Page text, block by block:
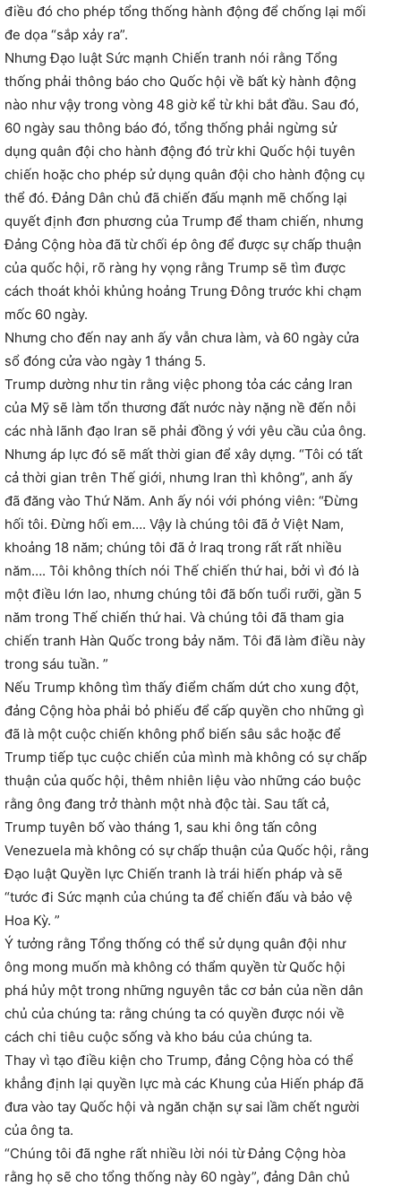
điều đó cho phép tổng thống hành động để chống lại mối
đe dọa “sắp xảy ra”.
Nhưng Đạo luật Sức mạnh Chiến tranh nói rằng Tổng
thống phải thông báo cho Quốc hội về bất kỳ hành động
nào như vậy trong vòng 48 giờ kể từ khi bắt đầu. Sau đó,
60 ngày sau thông báo đó, tổng thống phải ngừng sử
dụng quân đội cho hành động đó trừ khi Quốc hội tuyên
chiến hoặc cho phép sử dụng quân đội cho hành động cụ
thể đó. Đảng Dân chủ đã chiến đấu mạnh mẽ chống lại
quyết định đơn phương của Trump để tham chiến, nhưng
Đảng Cộng hòa đã từ chối ép ông để được sự chấp thuận
của quốc hội, rõ ràng hy vọng rằng Trump sẽ tìm được
cách thoát khỏi khủng hoảng Trung Đông trước khi chạm
mốc 60 ngày.
Nhưng cho đến nay anh ấy vẫn chưa làm, và 60 ngày cửa
sổ đóng cửa vào ngày 1 tháng 5.
Trump dường như tin rằng việc phong tỏa các cảng Iran
của Mỹ sẽ làm tổn thương đất nước này nặng nề đến nỗi
các nhà lãnh đạo Iran sẽ phải đồng ý với yêu cầu của ông.
Nhưng áp lực đó sẽ mất thời gian để xây dựng. “Tôi có tất
cả thời gian trên Thế giới, nhưng Iran thì không”, anh ấy
đã đăng vào Thứ Năm. Anh ấy nói với phóng viên: “Đừng
hối tôi. Đừng hối em…. Vậy là chúng tôi đã ở Việt Nam,
khoảng 18 năm; chúng tôi đã ở Iraq trong rất rất nhiều
năm…. Tôi không thích nói Thế chiến thứ hai, bởi vì đó là
một điều lớn lao, nhưng chúng tôi đã bốn tuổi rưỡi, gần 5
năm trong Thế chiến thứ hai. Và chúng tôi đã tham gia
chiến tranh Hàn Quốc trong bảy năm. Tôi đã làm điều này
trong sáu tuần. ”
Nếu Trump không tìm thấy điểm chấm dứt cho xung đột,
đảng Cộng hòa phải bỏ phiếu để cấp quyền cho những gì
đã là một cuộc chiến không phổ biến sâu sắc hoặc để
Trump tiếp tục cuộc chiến của mình mà không có sự chấp
thuận của quốc hội, thêm nhiên liệu vào những cáo buộc
rằng ông đang trở thành một nhà độc tài. Sau tất cả,
Trump tuyên bố vào tháng 1, sau khi ông tấn công
Venezuela mà không có sự chấp thuận của Quốc hội, rằng
Đạo luật Quyền lực Chiến tranh là trái hiến pháp và sẽ
“tước đi Sức mạnh của chúng ta để chiến đấu và bảo vệ
Hoa Kỳ. ”
Ý tưởng rằng Tổng thống có thể sử dụng quân đội như
ông mong muốn mà không có thẩm quyền từ Quốc hội
phá hủy một trong những nguyên tắc cơ bản của nền dân
chủ của chúng ta: rằng chúng ta có quyền được nói về
cách chi tiêu cuộc sống và kho báu của chúng ta.
Thay vì tạo điều kiện cho Trump, đảng Cộng hòa có thể
khẳng định lại quyền lực mà các Khung của Hiến pháp đã
đưa vào tay Quốc hội và ngăn chặn sự sai lầm chết người
của ông ta.
“Chúng tôi đã nghe rất nhiều lời nói từ Đảng Cộng hòa
rằng họ sẽ cho tổng thống này 60 ngày”, đảng Dân chủ